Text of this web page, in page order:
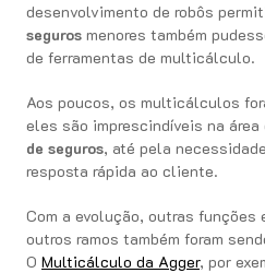
desenvolvimento de robôs
seguros menores também
de ferramentas de multicálculo.
Aos poucos, os multicálculos
eles são imprescindíveis na
de seguros, até pela
resposta rápida ao cliente.
Com a evolução, outras funções
outros ramos também foram
O Multicálculo da Agger, por